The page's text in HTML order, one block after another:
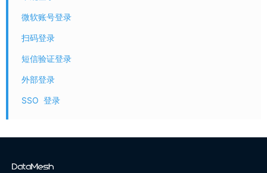
微软账号登录
扫码登录
短信验证登录
外部登录
SSO 登录